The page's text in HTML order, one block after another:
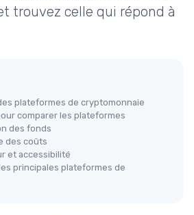
trouvez celle qui répond à
plateformes de cryptomonnaie
comparer les plateformes
des fonds
des coûts
et accessibilité
principales plateformes de